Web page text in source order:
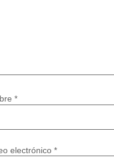
*
electrónico *